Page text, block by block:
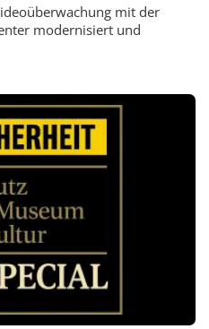
mit der
modernisiert und